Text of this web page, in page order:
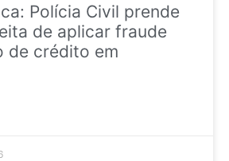
Polícia Civil prende
de aplicar fraude
de crédito em